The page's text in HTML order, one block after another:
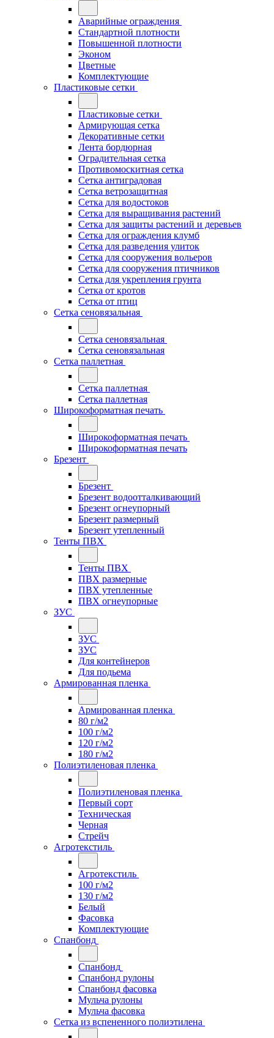
Аварийные ограждения
Стандартной плотности
Повышенной плотности
Эконом
Цветные
Комплектующие
Пластиковые сетки
Пластиковые сетки
Армирующая сетка
Декоративные сетки
Лента бордюрная
Оградительная сетка
Противомоскитная сетка
Сетка антиградовая
Сетка ветрозащитная
Сетка для водостоков
Сетка для выращивания растений
Сетка для защиты растений и деревьев
Сетка для ограждения клумб
Сетка для разведения улиток
Сетка для сооружения вольеров
Сетка для сооружения птичников
Сетка для укрепления грунта
Сетка от кротов
Сетка от птиц
Сетка сеновязальная
Сетка сеновязальная
Сетка сеновязальная
Сетка паллетная
Сетка паллетная
Сетка паллетная
Широкоформатная печать
Широкоформатная печать
Широкоформатная печать
Брезент
Брезент
Брезент водоотталкивающий
Брезент огнеупорный
Брезент размерный
Брезент утепленный
Тенты ПВХ
Тенты ПВХ
ПВХ размерные
ПВХ утепленные
ПВХ огнеупорные
ЗУС
ЗУС
ЗУС
Для контейнеров
Для подьема
Армированная пленка
Армированная пленка
80 г/м2
100 г/м2
120 г/м2
180 г/м2
Полиэтиленовая пленка
Полиэтиленовая пленка
Первый сорт
Техническая
Черная
Стрейч
Агротекстиль
Агротекстиль
100 г/м2
130 г/м2
Белый
Фасовка
Комплектующие
Спанбонд
Спанбонд
Спанбонд рулоны
Спанбонд фасовка
Мульча рулоны
Мульча фасовка
Сетка из вспененного полиэтилена